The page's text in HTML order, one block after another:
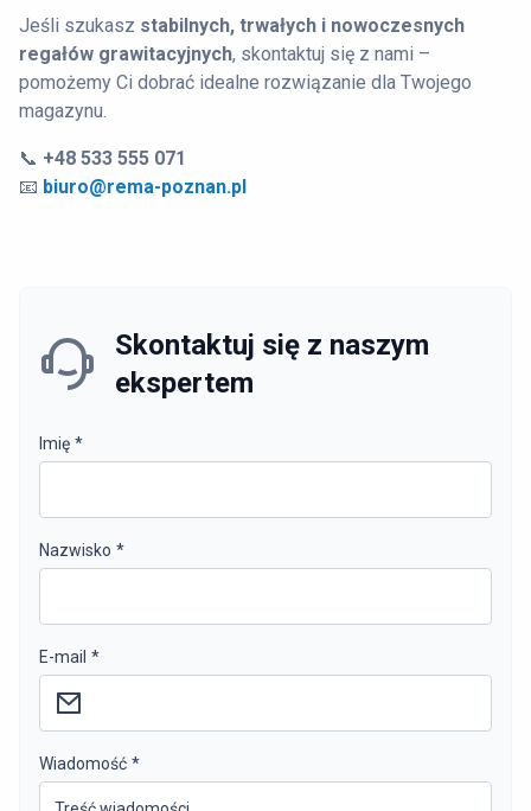
Jeśli szukasz stabilnych, trwałych i nowoczesnych
regałów grawitacyjnych, skontaktuj się z nami –
pomożemy Ci dobrać idealne rozwiązanie dla Twojego
magazynu.
📞 +48 533 555 071
📧 biuro@rema-poznan.pl
Skontaktuj się z naszym
ekspertem
Imię *
Nazwisko *
E-mail *
Wiadomość *